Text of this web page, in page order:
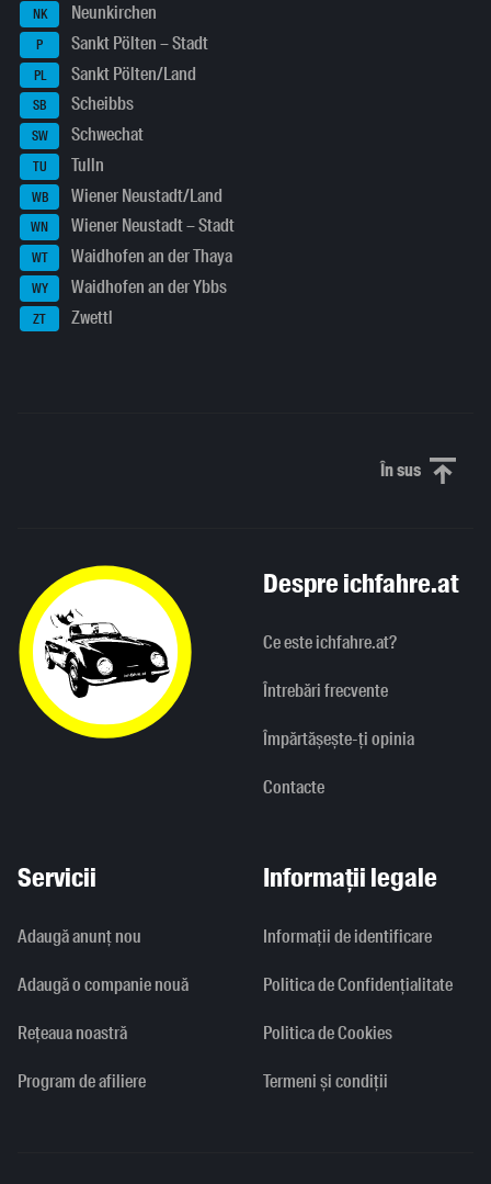
NK Neunkirchen
P Sankt Pölten – Stadt
PL Sankt Pölten/Land
SB Scheibbs
SW Schwechat
TU Tulln
WB Wiener Neustadt/Land
WN Wiener Neustadt – Stadt
WT Waidhofen an der Thaya
WY Waidhofen an der Ybbs
ZT Zwettl
În susDerulați
Despre ichfahre.at
Ce este ichfahre.at?
Întrebări frecvente
Împărtășește-ți opinia
Contacte
Servicii
Adaugă anunț nou
Adaugă o companie nouă
Rețeaua noastră
Program de afiliere
Informații legale
Informaţii de identificare
Politica de Confidențialitate
Politica de Cookies
Termeni și condiții